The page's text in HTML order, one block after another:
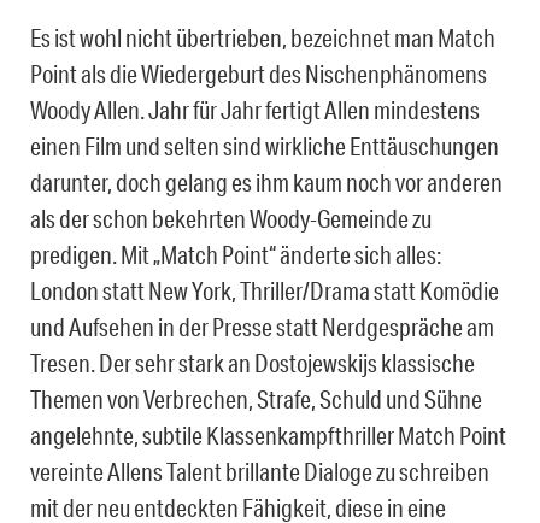
Es ist wohl nicht übertrieben, bezeichnet man Match
Point als die Wiedergeburt des Nischenphänomens
Woody Allen. Jahr für Jahr fertigt Allen mindestens
einen Film und selten sind wirkliche Enttäuschungen
darunter, doch gelang es ihm kaum noch vor anderen
als der schon bekehrten Woody-Gemeinde zu
predigen. Mit „Match Point“ änderte sich alles:
London statt New York, Thriller/Drama statt Komödie
und Aufsehen in der Presse statt Nerdgespräche am
Tresen. Der sehr stark an Dostojewskijs klassische
Themen von Verbrechen, Strafe, Schuld und Sühne
angelehnte, subtile Klassenkampfthriller Match Point
vereinte Allens Talent brillante Dialoge zu schreiben
mit der neu entdeckten Fähigkeit, diese in eine